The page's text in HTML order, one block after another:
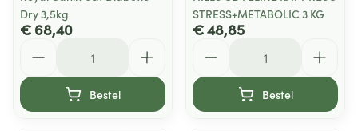
Dry 3,5kg
€ 68,40
Bestel
STRESS+METABOLIC 3 KG
€ 48,85
Bestel